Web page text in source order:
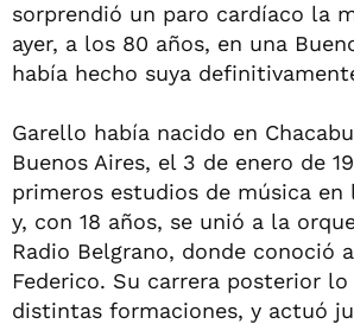
sorprendió un paro cardíaco la
ayer, a los 80 años, en una
había hecho suya
Garello había nacido en
Buenos Aires, el 3 de enero de
primeros estudios de música en
y, con 18 años, se unió a la
Radio Belgrano, donde conoció
Federico. Su carrera posterior
distintas formaciones, y actuó